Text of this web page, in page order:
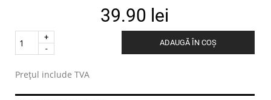
39.90 lei
Quantity
ADAUGĂ ÎN COȘ
Prețul include TVA